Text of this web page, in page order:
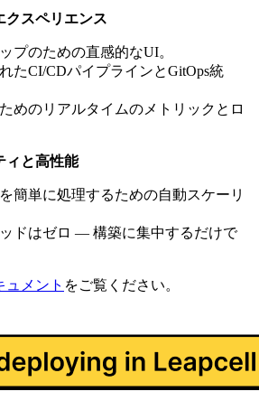
クスペリエンス
プのための直感的なUI。
たCI/CDパイプラインとGitOps統
めのリアルタイムのメトリックとロ
ィと高性能
簡単に処理するための自動スケーリ
ドはゼロ — 構築に集中するだけで
ュメント をご覧ください。